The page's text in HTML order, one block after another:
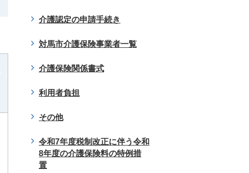
介護認定の申請手続き
対馬市介護保険事業者一覧
介護保険関係書式
利用者負担
その他
令和7年度税制改正に伴う令和
8年度の介護保険料の特例措
置